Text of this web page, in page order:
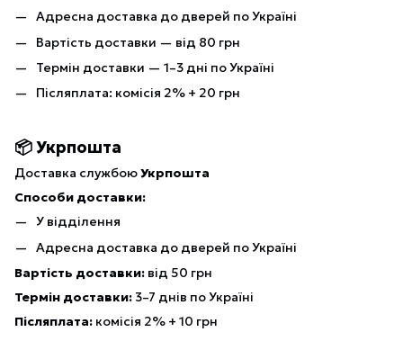
Адресна доставка до дверей по Україні
Вартість доставки — від 80 грн
Термін доставки — 1–3 дні по Україні
Післяплата: комісія 2% + 20 грн
📦 Укрпошта
Доставка службоюУкрпошта
Способи доставки:
У відділення
Адресна доставка до дверей по Україні
Вартість доставки: від 50 грн
Термін доставки: 3–7 днів по Україні
Післяплата: комісія 2% + 10 грн